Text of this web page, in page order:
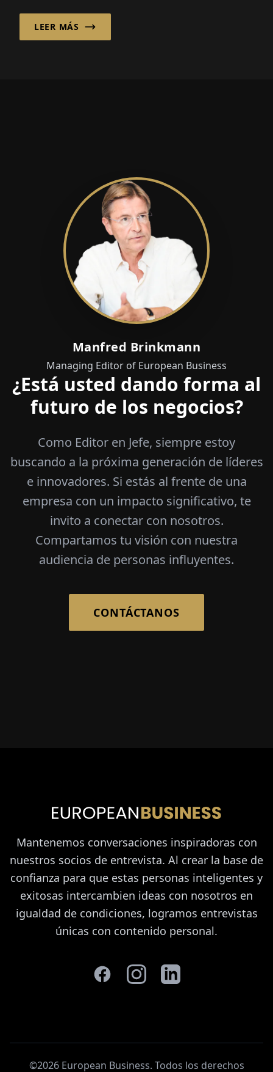
LEER MÁS
Manfred Brinkmann
Managing Editor of European Business
¿Está usted dando forma al
futuro de los negocios?
Como Editor en Jefe, siempre estoy
buscando a la próxima generación de líderes
e innovadores. Si estás al frente de una
empresa con un impacto significativo, te
invito a conectar con nosotros.
Compartamos tu visión con nuestra
audiencia de personas influyentes.
CONTÁCTANOS
Mantenemos conversaciones inspiradoras con
nuestros socios de entrevista. Al crear la base de
confianza para que estas personas inteligentes y
exitosas intercambien ideas con nosotros en
igualdad de condiciones, logramos entrevistas
únicas con contenido personal.
©2026 European Business. Todos los derechos